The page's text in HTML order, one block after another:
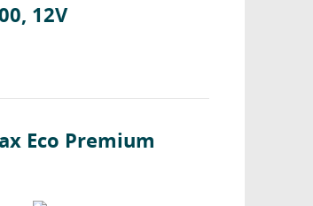
12V
Eco Premium